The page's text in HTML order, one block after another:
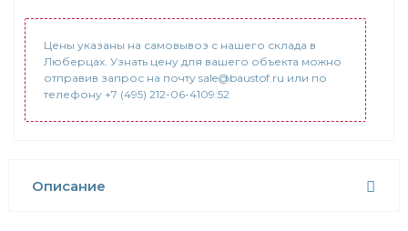
Цены указаны на самовывоз с нашего склада в
Люберцах. Узнать цену для вашего объекта можно
отправив запрос на почту sale@baustof.ru или по
телефону +7 (495) 212-06-4109:52
Описание